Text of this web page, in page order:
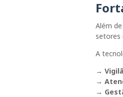
Além
setores
A
→
→
→